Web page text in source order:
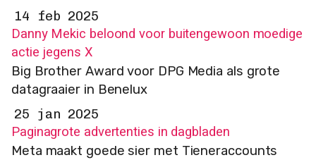
14 feb 2025
Danny Mekic beloond voor buitengewoon moedige
actie jegens X
Big Brother Award voor DPG Media als grote
datagraaier in Benelux
25 jan 2025
Paginagrote advertenties in dagbladen
Meta maakt goede sier met Tieneraccounts